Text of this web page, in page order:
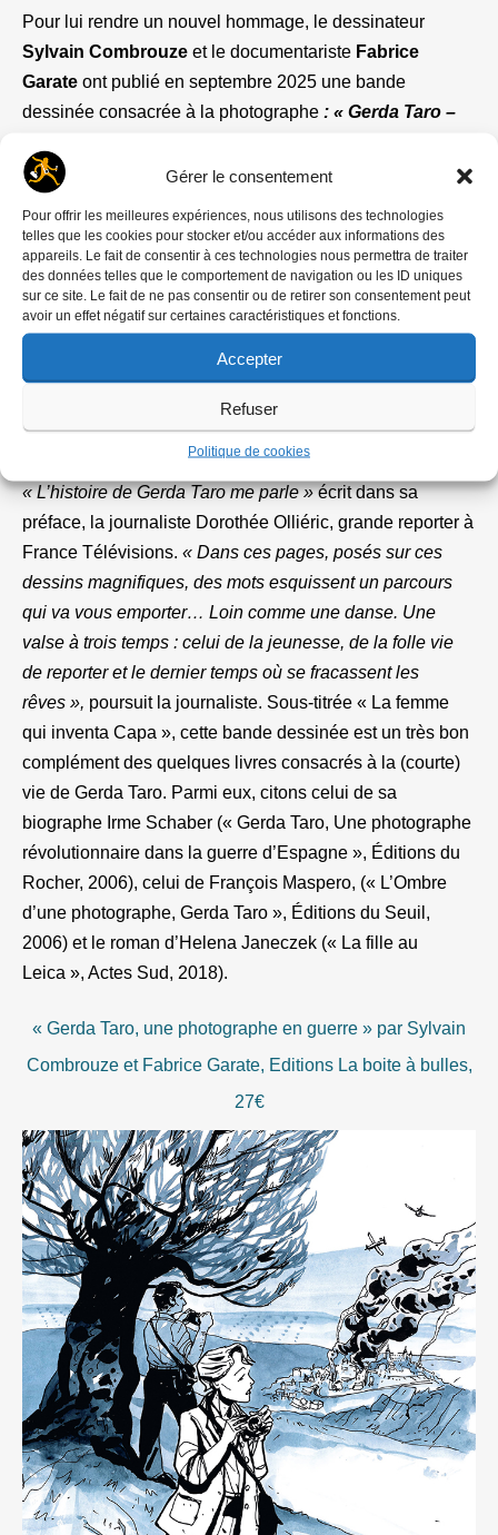
Gérer le consentement
Pour offrir les meilleures expériences, nous utilisons des technologies
telles que les cookies pour stocker et/ou accéder aux informations des
appareils. Le fait de consentir à ces technologies nous permettra de traiter
des données telles que le comportement de navigation ou les ID uniques
sur ce site. Le fait de ne pas consentir ou de retirer son consentement peut
avoir un effet négatif sur certaines caractéristiques et fonctions.
Accepter
Refuser
Politique de cookies
Pour lui rendre un nouvel hommage, le dessinateur
Sylvain Combrouze et le documentariste Fabrice
Garate ont publié en septembre 2025 une bande
dessinée consacrée à la photographe : « Gerda Taro –
retracent à travers un roman graphique agrémenté d’un
tragique de cette femme engagée, antifasciste, pionnière
du photojournalisme qui voulait changer le monde avec
ses photos. Elle n’y est pas totalement parvenue, mais
Gerda Taro a ouvert la voie à d’autres femmes
photojournalistes (Catherine Leroy, Françoise Demulder,
Susan Meiselas…) qui, comme elle, ont photographié la
guerre au plus près, alors que ce terrain a longtemps été
réservé aux hommes.
« L’histoire de Gerda Taro me parle »écrit dans sa
préface, la journaliste Dorothée Olliéric, grande reporter à
France Télévisions. « Dans ces pages, posés sur ces
dessins magnifiques, des mots esquissent un parcours
qui va vous emporter… Loin comme une danse. Une
valse à trois temps : celui de la jeunesse, de la folle vie
de reporter et le dernier temps où se fracassent les
rêves », poursuit la journaliste. Sous-titrée « La femme
qui inventa Capa », cette bande dessinée est un très bon
complément des quelques livres consacrés à la (courte)
vie de Gerda Taro. Parmi eux, citons celui de sa
biographe Irme Schaber (« Gerda Taro, Une photographe
révolutionnaire dans la guerre d’Espagne », Éditions du
Rocher, 2006), celui de François Maspero, (« L’Ombre
d’une photographe, Gerda Taro », Éditions du Seuil,
2006) et le roman d’Helena Janeczek (« La fille au
Leica », Actes Sud, 2018).
« Gerda Taro, une photographe en guerre » par Sylvain
Combrouze et Fabrice Garate, Editions La boite à bulles,
27€